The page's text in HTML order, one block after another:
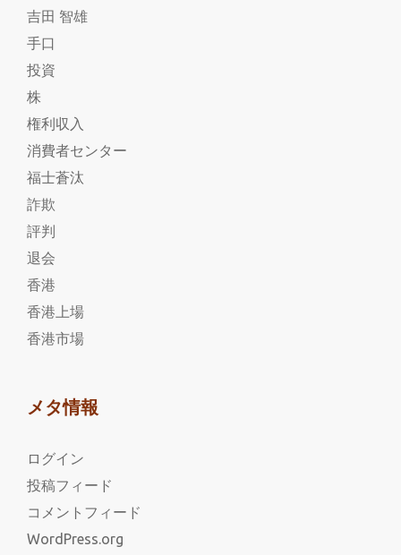
吉田 智雄
手口
投資
株
権利収入
消費者センター
福士蒼汰
詐欺
評判
退会
香港
香港上場
香港市場
メタ情報
ログイン
投稿フィード
コメントフィード
WordPress.org